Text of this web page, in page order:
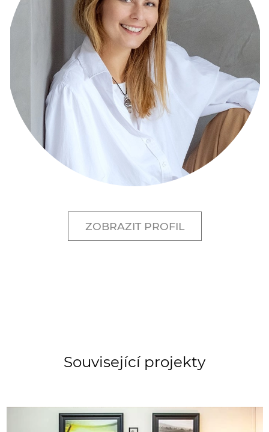
ZOBRAZIT PROFIL
Související projekty